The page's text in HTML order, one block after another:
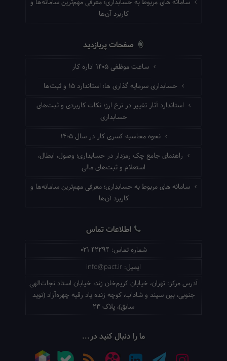
سامانه های مربوط به حسابداری؛ معرفی مهم‌ترین سامانه‌ها و
کاربرد آن‌ها
صفحات پربازدید
ساعت موظفی ۱۴۰۵ اداره کار
حسابداری سرمایه گذاری ها؛ استاندارد ۱۵ و ثبت‌ها
استاندارد آثار تغییر در نرخ ارز؛ نکات کاربردی و ثبت‌های
حسابداری
نحوه محاسبه کسری کار در سال ۱۴۰۵
راهنمای جامع چک رمزدار در حسابداری؛ وصول، ابطال،
استعلام و ثبت‌های مالی
سامانه های مربوط به حسابداری؛ معرفی مهم‌ترین سامانه‌ها و
کاربرد آن‌ها
اطلاعات تماس
شماره تماس: 021 42294
ایمیل: info@pact.ir
آدرس مرکز: تهران، خیابان کریم‌خان زند، خیابان استاد نجات‌الهی
جنوبی، بین سپند و شاداب، کوچه زنده یاد رقیه چهره‌آزاد (نوید
سابق)، پلاک 23
ما را دنبال کنید در...